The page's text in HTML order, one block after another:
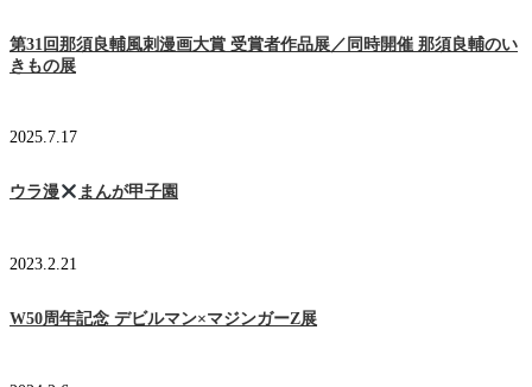
第31回那須良輔風刺漫画大賞 受賞者作品展／同時開催 那須良輔のい
きもの展
2025.7.17
ウラ漫 まんが甲子園
2023.2.21
W50周年記念 デビルマン×マジンガーZ展